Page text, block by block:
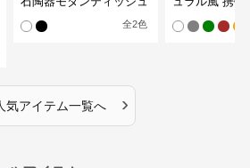
全2色
気アイテム一覧へ ›